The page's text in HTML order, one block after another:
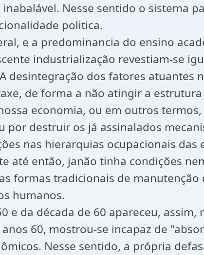
Nesse sentido o sistema
politica.
e a predominancia do ensino
industrialização revestiam-se
dos fatores atuantes
de forma a não atingir a
economia, ou em outros
destruir os já assinalados
nas hierarquias ocupacionais das
até então, janão tinha condições
formas tradicionais de manutenção
humanos.
e da década de 60 apareceu,
60, mostrou-se incapaz de
Nesse sentido, a própria